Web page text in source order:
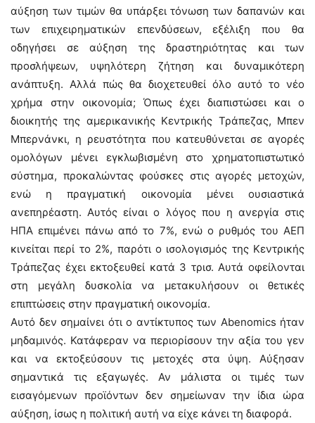
αύξηση των τιμών θα υπάρξει τόνωση των δαπανών και
των επιχειρηματικών επενδύσεων, εξέλιξη που θα
οδηγήσει σε αύξηση της δραστηριότητας και των
προσλήψεων, υψηλότερη ζήτηση και δυναμικότερη
ανάπτυξη. Αλλά πώς θα διοχετευθεί όλο αυτό το νέο
χρήμα στην οικονομία; Όπως έχει διαπιστώσει και ο
διοικητής της αμερικανικής Κεντρικής Τράπεζας, Μπεν
Μπερνάνκι, η ρευστότητα που κατευθύνεται σε αγορές
ομολόγων μένει εγκλωβισμένη στο χρηματοπιστωτικό
σύστημα, προκαλώντας φούσκες στις αγορές μετοχών,
ενώ η πραγματική οικονομία μένει ουσιαστικά
ανεπηρέαστη. Αυτός είναι ο λόγος που η ανεργία στις
ΗΠΑ επιμένει πάνω από το 7%, ενώ ο ρυθμός του ΑΕΠ
κινείται περί το 2%, παρότι ο ισολογισμός της Κεντρικής
Τράπεζας έχει εκτοξευθεί κατά 3 τρισ. Αυτά οφείλονται
στη μεγάλη δυσκολία να μετακυλήσουν οι θετικές
επιπτώσεις στην πραγματική οικονομία.
Αυτό δεν σημαίνει ότι ο αντίκτυπος των Abenomics ήταν
μηδαμινός. Κατάφεραν να περιορίσουν την αξία του γεν
και να εκτοξεύσουν τις μετοχές στα ύψη. Αύξησαν
σημαντικά τις εξαγωγές. Αν μάλιστα οι τιμές των
εισαγόμενων προϊόντων δεν σημείωναν την ίδια ώρα
αύξηση, ίσως η πολιτική αυτή να είχε κάνει τη διαφορά.